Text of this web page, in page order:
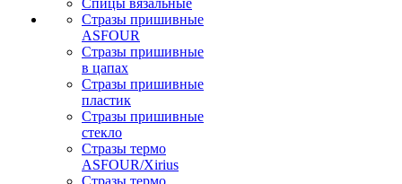
Спицы вязальные
Стразы пришивные
ASFOUR
Стразы пришивные
в цапах
Стразы пришивные
пластик
Стразы пришивные
стекло
Стразы термо
ASFOUR/Xirius
Стразы термо